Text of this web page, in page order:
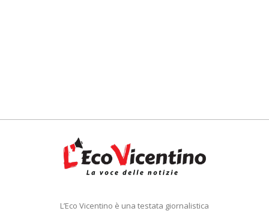
L’Eco Vicentino è una testata giornalistica